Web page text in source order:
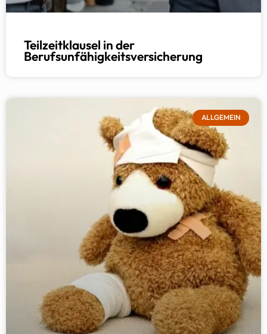
Teilzeitklausel in der
Berufsunfähigkeitsversicherung
ALLGEMEIN